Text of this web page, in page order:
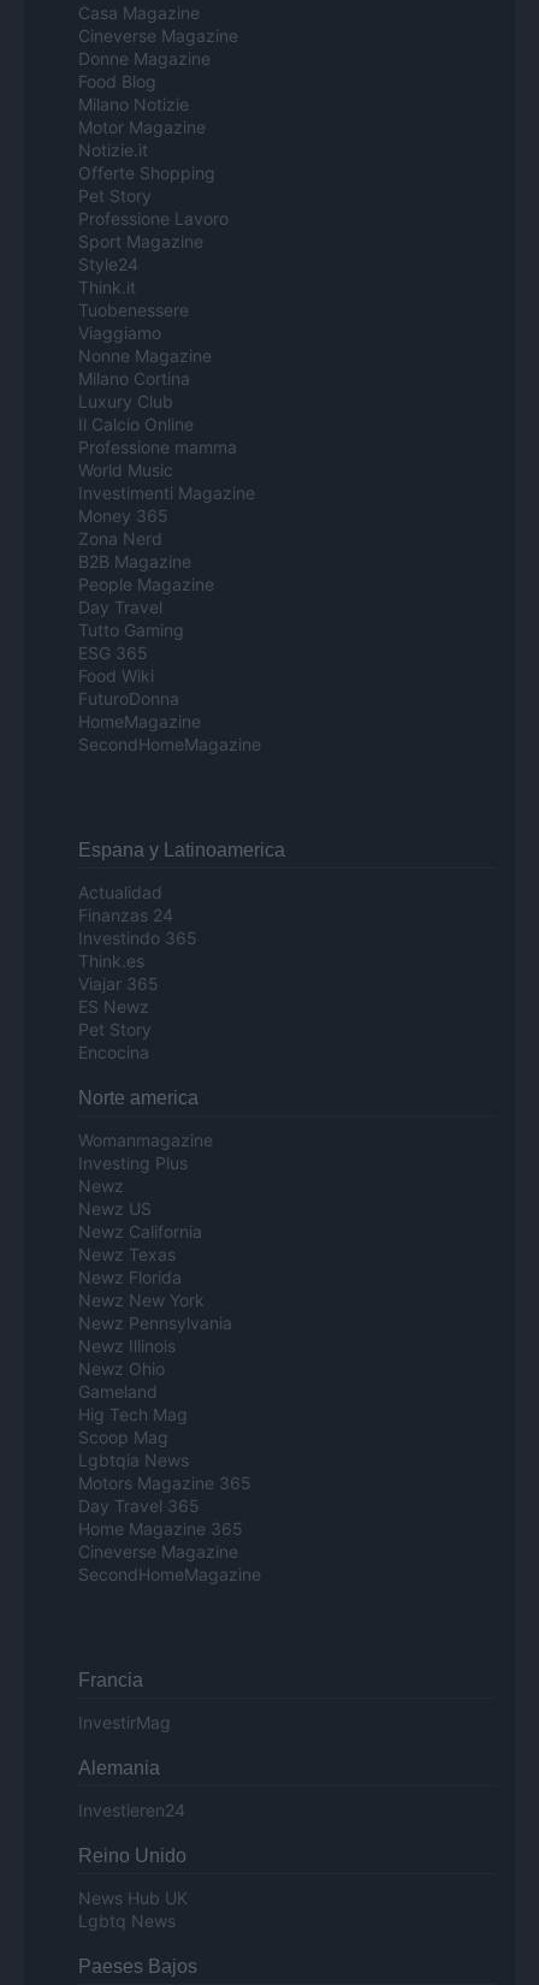
Casa Magazine
Cineverse Magazine
Donne Magazine
Food Blog
Milano Notizie
Motor Magazine
Notizie.it
Offerte Shopping
Pet Story
Professione Lavoro
Sport Magazine
Style24
Think.it
Tuobenessere
Viaggiamo
Nonne Magazine
Milano Cortina
Luxury Club
Il Calcio Online
Professione mamma
World Music
Investimenti Magazine
Money 365
Zona Nerd
B2B Magazine
People Magazine
Day Travel
Tutto Gaming
ESG 365
Food Wiki
FuturoDonna
HomeMagazine
SecondHomeMagazine
Espana y Latinoamerica
Actualidad
Finanzas 24
Investindo 365
Think.es
Viajar 365
ES Newz
Pet Story
Encocina
Norte america
Womanmagazine
Investing Plus
Newz
Newz US
Newz California
Newz Texas
Newz Florida
Newz New York
Newz Pennsylvania
Newz Illinois
Newz Ohio
Gameland
Hig Tech Mag
Scoop Mag
Lgbtqia News
Motors Magazine 365
Day Travel 365
Home Magazine 365
Cineverse Magazine
SecondHomeMagazine
Francia
InvestirMag
Alemania
Investieren24
Reino Unido
News Hub UK
Lgbtq News
Paeses Bajos